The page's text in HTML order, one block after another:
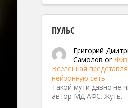
ПУЛЬС
Григорий
Самолов on
Вселенная
нейронную сеть
Такой мути давно не
автор МД АФС. Жуть.